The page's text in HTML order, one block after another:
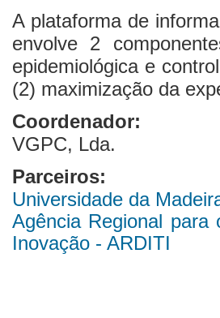
A plataforma de
envolve 2
epidemiológica e
(2) maximização da
Coordenador:
VGPC, Lda.
Parceiros:
Universidade da
Agência Regional para
Inovação - ARDITI